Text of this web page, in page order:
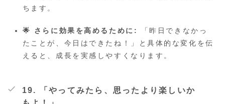
ちます。
🌟 さらに効果を高めるために:
「昨日できなかっ
たことが、今日はできたね！」と具体的な変化を伝
えると、成長を実感しやすくなります。
19. 「やってみたら、思ったより楽しいか